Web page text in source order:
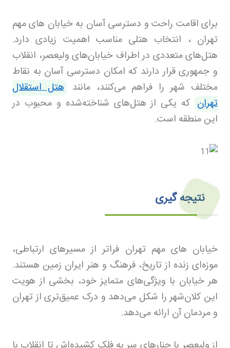
برای اقامت راحت و دسترسی آسان به خیابان های مهم
تهران ، انتخاب هتلی مناسب اهمیت زیادی دارد.
هتل‌های متعددی در اطراف خیابان‌های ولیعصر، انقلاب
و جمهوری قرار دارند که امکان دسترسی آسان به نقاط
مختلف شهر را فراهم می‌کنند، مانند هتل استقلال
تهران که یکی از هتل‌های شناخته‌شده و محبوب در
این منطقه است.
نتیجه‌ گیری
خیابان های مهم تهران فراتر از مسیرهای ارتباطی،
موزه‌ای زنده از تاریخ، فرهنگ و هنر ایران زمین هستند.
هر خیابان با ویژگی‌های متمایز خود، بخشی از هویت
این کلان‌شهر را شکل می‌دهد و درک عمیق‌تری از تهران
و مردمان آن ارائه می‌دهد.